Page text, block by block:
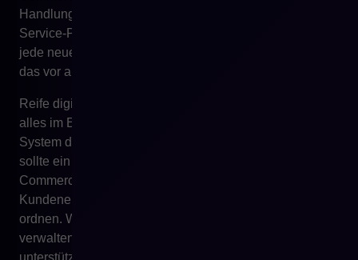
Handlungsfreiheit. Kunden erhalten kein modernes Self-
Service-Panel. Integrationen werden schwerfällig, und
jede neue Anforderung erfordert Eingriffe in ein System,
das vor allem operative Prozesse stabil bedienen sollte.
Reife digitale Transformation besteht daher nicht darin,
alles im ERP unterzubringen, sondern darin, dass jedes
System die richtige Rolle in der Architektur erfüllt. ERP
sollte ein starkes operatives Fundament sein. E-
Commerce sollte die Vertriebs- und
Kundenerlebnisschicht sein. PIM sollte Produktdaten
ordnen. WMS sollte Verfügbarkeit und Logistik
verwalten. CRM sollte Beziehungen und Vertrieb
unterstützen. Erst ihre Verbindung schafft echten Wert.